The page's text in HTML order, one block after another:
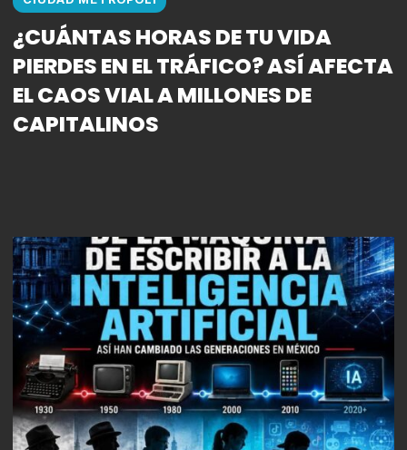
¿CUÁNTAS HORAS DE TU VIDA
PIERDES EN EL TRÁFICO? ASÍ AFECTA
EL CAOS VIAL A MILLONES DE
CAPITALINOS